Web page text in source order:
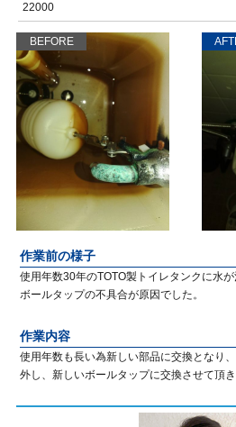
22000
BEFORE
作業前の様子
使用年数30年のTOTO製トイレタンクに水が
ボールタップの不具合が原因でした。
作業内容
使用年数も長い為新しい部品に交換となり
外し、新しいボールタップに交換させて頂き